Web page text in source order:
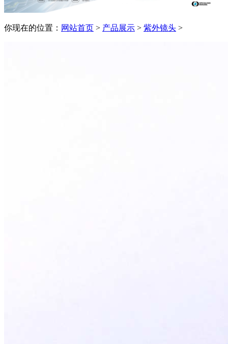
你现在的位置： 网站首页 > 产品展示 > 紫外镜头 >